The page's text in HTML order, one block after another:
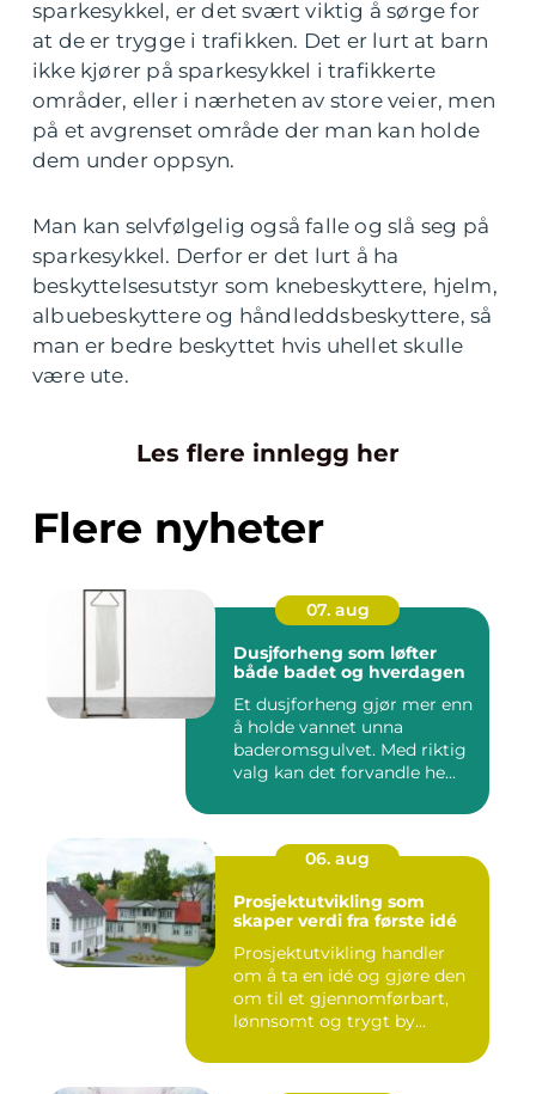
sparkesykkel, er det svært viktig å sørge for
at de er trygge i trafikken. Det er lurt at barn
ikke kjører på sparkesykkel i trafikkerte
områder, eller i nærheten av store veier, men
på et avgrenset område der man kan holde
dem under oppsyn.
Man kan selvfølgelig også falle og slå seg på
sparkesykkel. Derfor er det lurt å ha
beskyttelsesutstyr som knebeskyttere, hjelm,
albuebeskyttere og håndleddsbeskyttere, så
man er bedre beskyttet hvis uhellet skulle
være ute.
Les flere innlegg her
Flere nyheter
07. aug
Dusjforheng som løfter
både badet og hverdagen
Et dusjforheng gjør mer enn
å holde vannet unna
baderomsgulvet. Med riktig
valg kan det forvandle he...
06. aug
Prosjektutvikling som
skaper verdi fra første idé
Prosjektutvikling handler
om å ta en idé og gjøre den
om til et gjennomførbart,
lønnsomt og trygt by...